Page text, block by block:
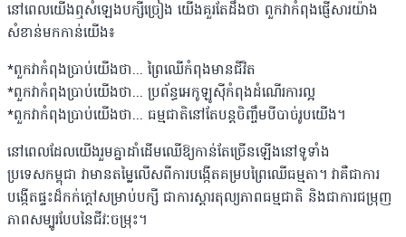
នៅពេលយើងឮសំឡេងបក្សីច្រៀង យើងគួរតែដឹងថា ពួកវាកំពុងផ្ញើសារយ៉ាង
សំខាន់មកកាន់យើង៖
*ពួកវាកំពុងប្រាប់យើងថា... ព្រៃឈើកំពុងមានជីវិត
*ពួកវាកំពុងប្រាប់យើងថា... ប្រព័ន្ធអេកូឡូស៊ីកំពុងដំណើរការល្អ
*ពួកវាកំពុងប្រាប់យើងថា... ធម្មជាតិនៅតែបន្តចិញ្ចឹមបីបាច់រូបយើង។
នៅពេលដែលយើងរួមគ្នាដាំដើមឈើឱ្យកាន់តែច្រើនឡើងនៅទូទាំង
ប្រទេសកម្ពុជា វាមានតម្លៃលើសពីការបង្កើតគម្របព្រៃឈើធម្មតា។ វាគឺជាការ
បង្កើតផ្ទះដ៏កក់ក្តៅសម្រាប់បក្សី ជាការស្តារតុល្យភាពធម្មជាតិ និងជាការជម្រុញ
ភាពសម្បូរបែបនៃជីវៈចម្រុះ។